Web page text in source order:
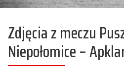
Zdjęcia z meczu
Niepołomice –